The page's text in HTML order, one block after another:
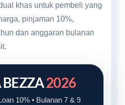
khas untuk pembeli yang
pinjaman 10%,
dan anggaran bulanan
BEZZA2026
10% • Bulanan 7 & 9